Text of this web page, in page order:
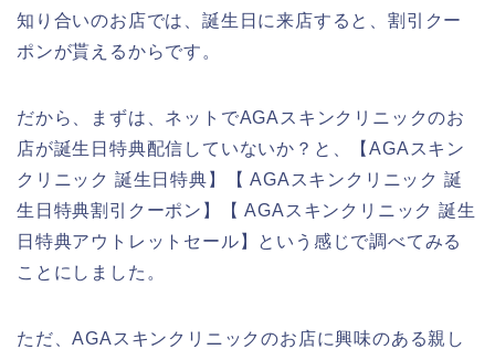
知り合いのお店では、誕生日に来店すると、割引クー
ポンが貰えるからです。
だから、まずは、ネットでAGAスキンクリニックのお
店が誕生日特典配信していないか？と、【AGAスキン
クリニック 誕生日特典】【 AGAスキンクリニック 誕
生日特典割引クーポン】【 AGAスキンクリニック 誕生
日特典アウトレットセール】という感じで調べてみる
ことにしました。
ただ、AGAスキンクリニックのお店に興味のある親し